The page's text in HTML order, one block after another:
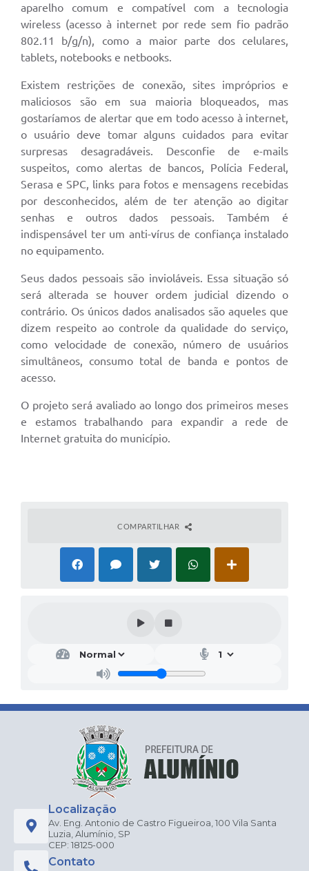
aparelho comum e compatível com a tecnologia
wireless (acesso à internet por rede sem fio padrão
802.11 b/g/n), como a maior parte dos celulares,
tablets, notebooks e netbooks.
Existem restrições de conexão, sites impróprios e
maliciosos são em sua maioria bloqueados, mas
gostaríamos de alertar que em todo acesso à internet,
o usuário deve tomar alguns cuidados para evitar
surpresas desagradáveis. Desconfie de e-mails
suspeitos, como alertas de bancos, Polícia Federal,
Serasa e SPC, links para fotos e mensagens recebidas
por desconhecidos, além de ter atenção ao digitar
senhas e outros dados pessoais. Também é
indispensável ter um anti-vírus de confiança instalado
no equipamento.
Seus dados pessoais são invioláveis. Essa situação só
será alterada se houver ordem judicial dizendo o
contrário. Os únicos dados analisados são aqueles que
dizem respeito ao controle da qualidade do serviço,
como velocidade de conexão, número de usuários
simultâneos, consumo total de banda e pontos de
acesso.
O projeto será avaliado ao longo dos primeiros meses
e estamos trabalhando para expandir a rede de
Internet gratuita do município.
COMPARTILHAR
Localização
Av. Eng. Antonio de Castro Figueiroa, 100 Vila Santa
Luzia, Alumínio, SP
CEP: 18125-000
Contato